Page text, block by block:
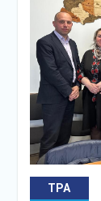
ТРА